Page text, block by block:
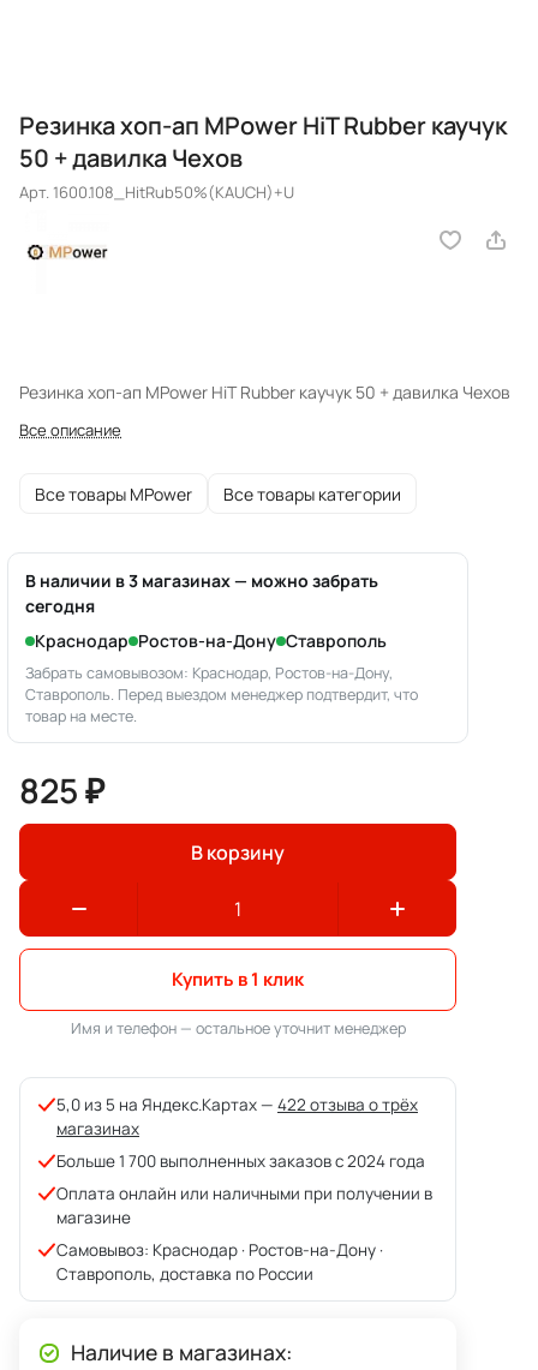
Резинка хоп-ап MPower HiT Rubber каучук
50 + давилка Чехов
Арт. 1600.108_HitRub50%(KAUCH)+U
Резинка хоп-ап MPower HiT Rubber каучук 50 + давилка Чехов
Все описание
Все товары MPower Все товары категории
В наличии в 3 магазинах — можно забрать
сегодня
Краснодар Ростов-на-Дону Ставрополь
Забрать самовывозом: Краснодар, Ростов-на-Дону,
Ставрополь. Перед выездом менеджер подтвердит, что
товар на месте.
825 ₽
В корзину
Купить в 1 клик
Имя и телефон — остальное уточнит менеджер
5,0 из 5 на Яндекс.Картах — 422 отзыва о трёх
магазинах
Больше 1 700 выполненных заказов с 2024 года
Оплата онлайн или наличными при получении в
магазине
Самовывоз: Краснодар · Ростов-на-Дону ·
Ставрополь, доставка по России
Наличие в магазинах: